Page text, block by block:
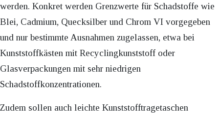
werden. Konkret werden Grenzwerte für Schadstoffe wie
Blei, Cadmium, Quecksilber und Chrom VI vorgegeben
und nur bestimmte Ausnahmen zugelassen, etwa bei
Kunststoffkästen mit Recyclingkunststoff oder
Glasverpackungen mit sehr niedrigen
Schadstoffkonzentrationen.
Zudem sollen auch leichte Kunststofftragetaschen